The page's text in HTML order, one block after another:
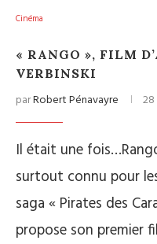
Cinéma
« RANGO », FILM
VERBINSKI
parRobert Pénavayre 28
Il était une
surtout connu pour
saga « Pirates des
propose son premier